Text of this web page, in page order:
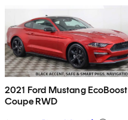
2021 Ford Mustang EcoBoost
Coupe RWD